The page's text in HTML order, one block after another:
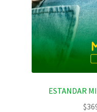
ESTANDAR
$